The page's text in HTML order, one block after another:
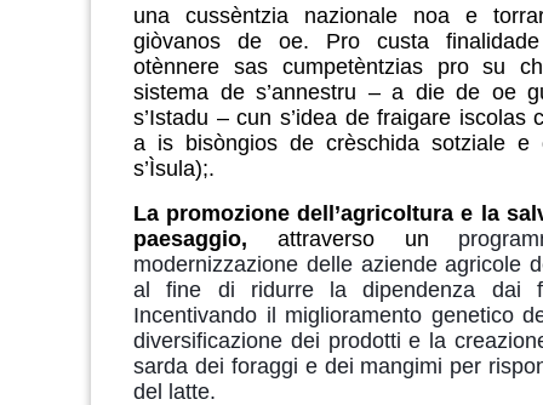
una cussèntzia nazionale noa e
giòvanos de oe. Pro custa
otènnere sas cumpetèntzias pro su
sistema de s’annestru – a die de oe
s’Istadu – cun s’idea de fraigare iscolas
a is bisòngios de crèschida sotziale e
s’Ìsula);.
La promozione dell’agricoltura e la
paesaggio, attraverso un
modernizzazione delle aziende agricole
al fine di ridurre la dipendenza dai
Incentivando il miglioramento genetico
diversificazione dei prodotti e la
sarda dei foraggi e dei mangimi per
del latte.